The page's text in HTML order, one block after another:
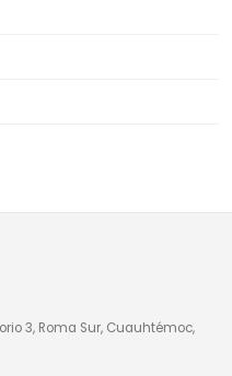
3, Roma Sur, Cuauhtémoc,